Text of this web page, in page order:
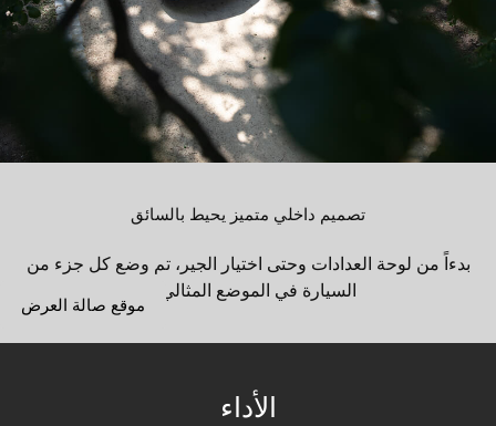
موقع صالة العرض
تصميم داخلي متميز يحيط بالسائق
بدءاً من لوحة العدادات وحتى اختيار الجير، تم وضع كل جزء من
السيارة في الموضع المثالي ...
الأداء